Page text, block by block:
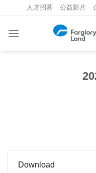
content
人才招募 公益影片
Download